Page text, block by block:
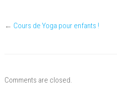
← Cours de Yoga pour enfants !
Comments are closed.